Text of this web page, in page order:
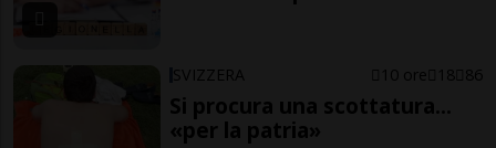
SVIZZERA 10 ore 18 86
Si procura una scottatura...
«per la patria»